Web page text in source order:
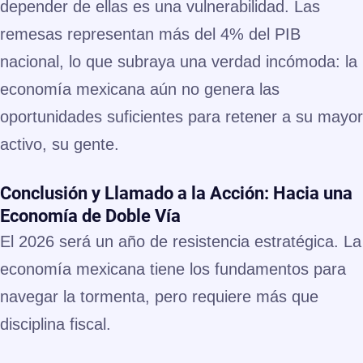
depender de ellas es una vulnerabilidad. Las
remesas representan más del 4% del PIB
nacional, lo que subraya una verdad incómoda: la
economía mexicana aún no genera las
oportunidades suficientes para retener a su mayor
activo, su gente.
Conclusión y Llamado a la Acción: Hacia una
Economía de Doble Vía
El 2026 será un año de resistencia estratégica. La
economía mexicana tiene los fundamentos para
navegar la tormenta, pero requiere más que
disciplina fiscal.